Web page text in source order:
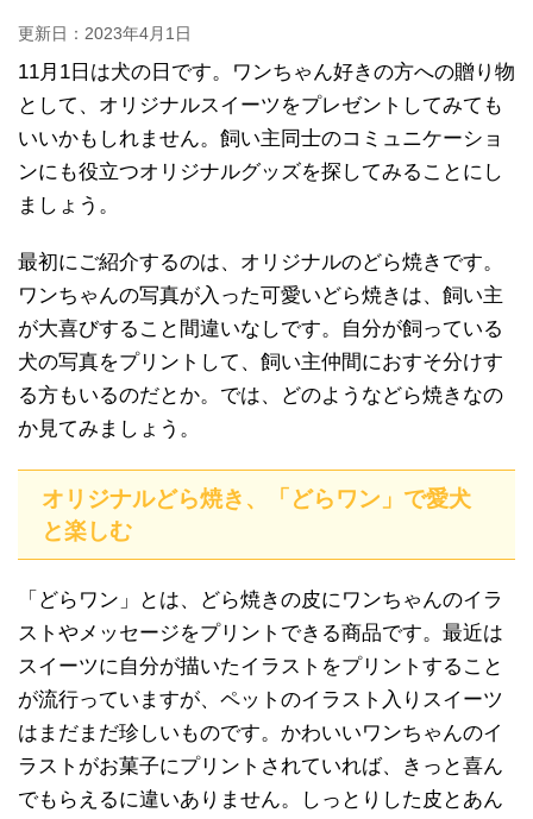
更新日： 2023年4月1日
11月1日は犬の日です。ワンちゃん好きの方への贈り物
として、オリジナルスイーツをプレゼントしてみても
いいかもしれません。飼い主同士のコミュニケーショ
ンにも役立つオリジナルグッズを探してみることにし
ましょう。
最初にご紹介するのは、オリジナルのどら焼きです。
ワンちゃんの写真が入った可愛いどら焼きは、飼い主
が大喜びすること間違いなしです。自分が飼っている
犬の写真をプリントして、飼い主仲間におすそ分けす
る方もいるのだとか。では、どのようなどら焼きなの
か見てみましょう。
オリジナルどら焼き、「どらワン」で愛犬
と楽しむ
「どらワン」とは、どら焼きの皮にワンちゃんのイラ
ストやメッセージをプリントできる商品です。最近は
スイーツに自分が描いたイラストをプリントすること
が流行っていますが、ペットのイラスト入りスイーツ
はまだまだ珍しいものです。かわいいワンちゃんのイ
ラストがお菓子にプリントされていれば、きっと喜ん
でもらえるに違いありません。しっとりした皮とあん